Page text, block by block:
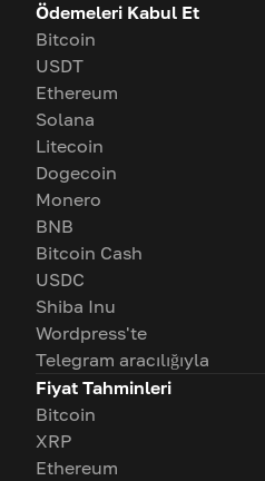
Ödemeleri Kabul Et
Bitcoin
USDT
Ethereum
Solana
Litecoin
Dogecoin
Monero
BNB
Bitcoin Cash
USDC
Shiba Inu
Wordpress'te
Telegram aracılığıyla
Fiyat Tahminleri
Bitcoin
XRP
Ethereum